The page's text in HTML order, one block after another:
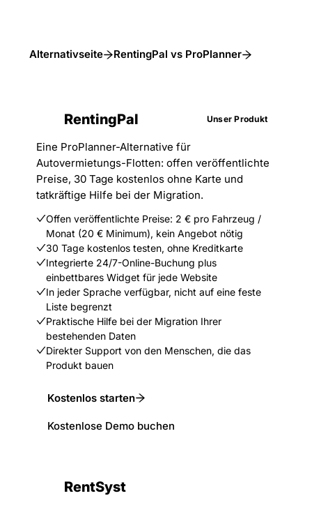
Alternativseite RentingPal vs ProPlanner
RentingPal Unser Produkt
Eine ProPlanner-Alternative für
Autovermietungs-Flotten: offen veröffentlichte
Preise, 30 Tage kostenlos ohne Karte und
tatkräftige Hilfe bei der Migration.
Offen veröffentlichte Preise: 2 € pro Fahrzeug /
Monat (20 € Minimum), kein Angebot nötig
30 Tage kostenlos testen, ohne Kreditkarte
Integrierte 24/7-Online-Buchung plus
einbettbares Widget für jede Website
In jeder Sprache verfügbar, nicht auf eine feste
Liste begrenzt
Praktische Hilfe bei der Migration Ihrer
bestehenden Daten
Direkter Support von den Menschen, die das
Produkt bauen
Kostenlos starten
Kostenlose Demo buchen
RentSyst